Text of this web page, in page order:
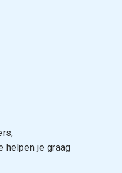
helpen je graag